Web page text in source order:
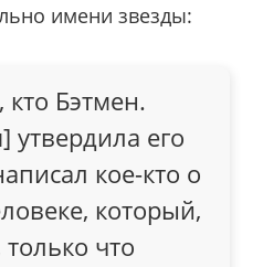
имени звезды:
Бэтмен.
утвердила его
кое-кто о
который,
что